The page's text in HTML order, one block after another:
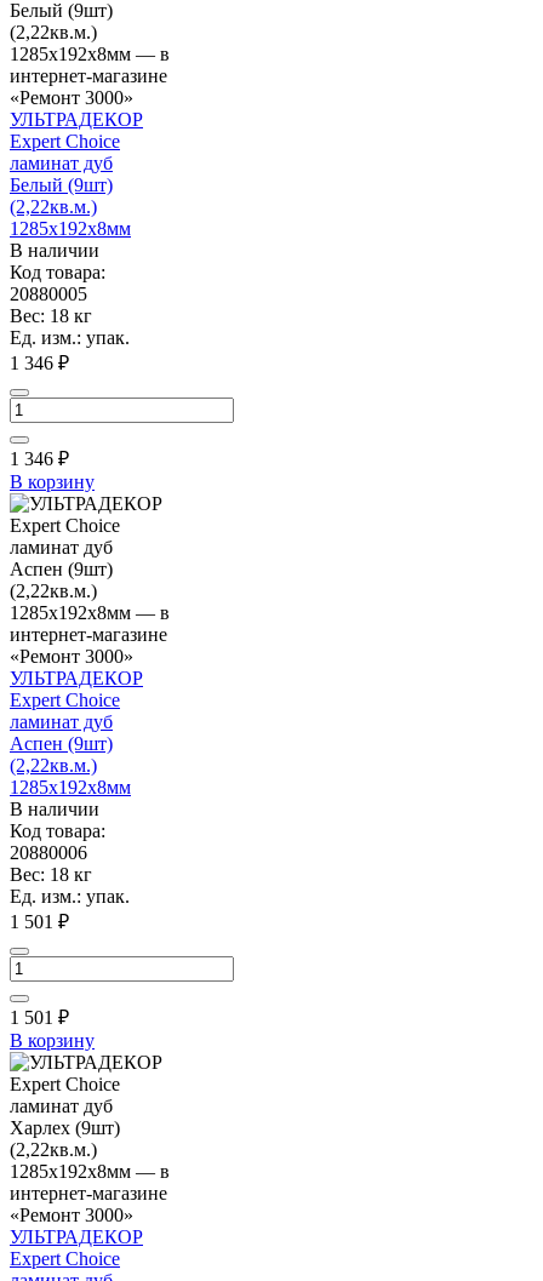
УЛЬТРАДЕКОР
Expert Choice
ламинат дуб
Белый (9шт)
(2,22кв.м.)
1285х192х8мм
В наличии
Код товара:
20880005
Вес: 18 кг
Ед. изм.: упак.
1 346 ₽
1 346 ₽
В корзину
УЛЬТРАДЕКОР
Expert Choice
ламинат дуб
Аспен (9шт)
(2,22кв.м.)
1285х192х8мм
В наличии
Код товара:
20880006
Вес: 18 кг
Ед. изм.: упак.
1 501 ₽
1 501 ₽
В корзину
УЛЬТРАДЕКОР
Expert Choice